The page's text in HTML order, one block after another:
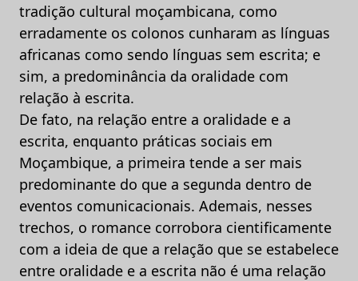
tradição cultural moçambicana, como
erradamente os colonos cunharam as línguas
africanas como sendo línguas sem escrita; e
sim, a predominância da oralidade com
relação à escrita.
De fato, na relação entre a oralidade e a
escrita, enquanto práticas sociais em
Moçambique, a primeira tende a ser mais
predominante do que a segunda dentro de
eventos comunicacionais. Ademais, nesses
trechos, o romance corrobora cientificamente
com a ideia de que a relação que se estabelece
entre oralidade e a escrita não é uma relação